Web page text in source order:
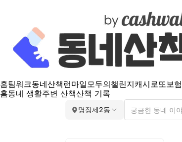
홈팀워크동네산책 런마일모두의챌린지캐시로또보험
홈동네 생활주변 산책산책 기록
명장제2동